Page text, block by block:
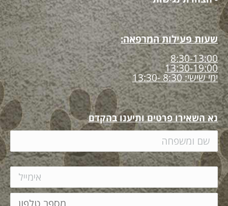
שעות פעילות המרפאה:
8:30-13:00
13:30-19:00
ימי שישי: 8:30 -13:30
נא השאירו פרטים ותיענו בהקדם